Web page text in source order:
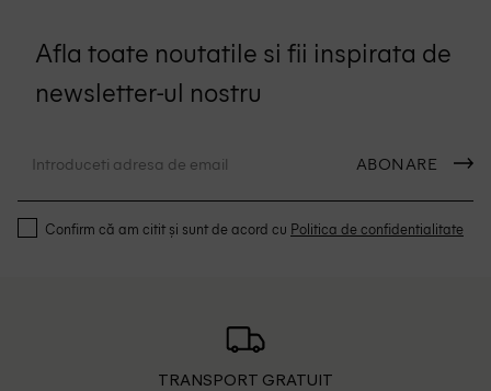
Afla toate noutatile si fii inspirata de
newsletter-ul nostru
ABONARE
Confirm că am citit și sunt de acord cu Politica de confidentialitate
TRANSPORT GRATUIT